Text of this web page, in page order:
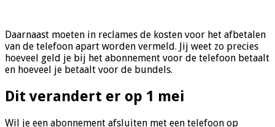
Daarnaast moeten in reclames de kosten voor het afbetalen
van de telefoon apart worden vermeld. Jij weet zo precies
hoeveel geld je bij het abonnement voor de telefoon betaalt
en hoeveel je betaalt voor de bundels.
Dit verandert er op 1 mei
Wil je een abonnement afsluiten met een telefoon op